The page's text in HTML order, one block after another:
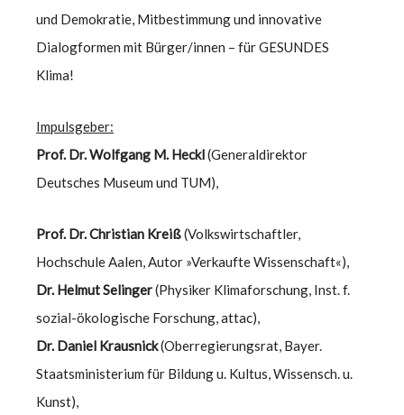
und Demokratie, Mitbestimmung und innovative
Dialogformen mit Bürger/innen – für GESUNDES
Klima!
Impulsgeber:
Prof. Dr. Wolfgang M. Heckl(Generaldirektor
Deutsches Museum und TUM),
Prof. Dr. Christian Kreiß(Volkswirtschaftler,
Hochschule Aalen, Autor »Verkaufte Wissenschaft«),
Dr. Helmut Selinger(Physiker Klimaforschung, Inst. f.
sozial-ökologische Forschung, attac),
Dr. Daniel Krausnick(Oberregierungsrat, Bayer.
Staatsministerium für Bildung u. Kultus, Wissensch. u.
Kunst),